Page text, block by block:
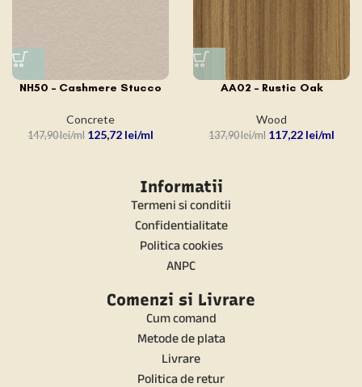
NH50 – Cashmere Stucco
Concrete
147,90lei 125,72 lei
AA02 – Rustic Oak
Wood
137,90lei 117,22 lei
Informatii
Termeni si conditii
Confidentialitate
Politica cookies
ANPC
Comenzi si Livrare
Cum comand
Metode de plata
Livrare
Politica de retur